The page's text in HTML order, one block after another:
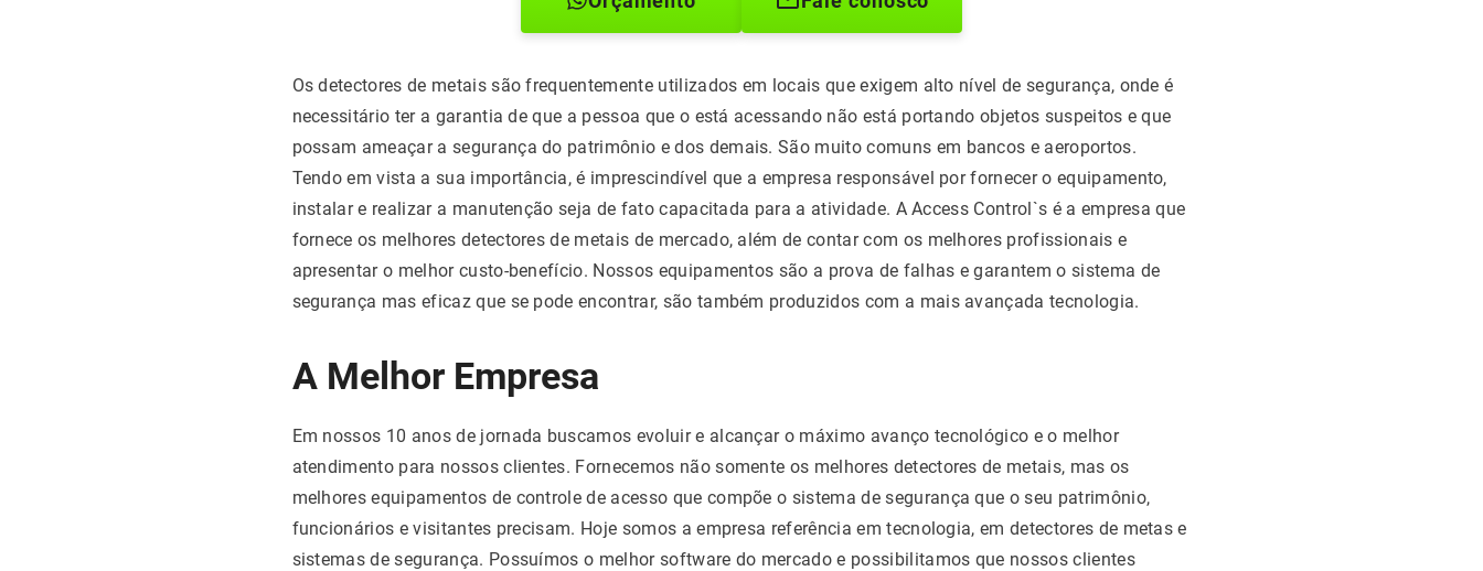
Os detectores de metais são frequentemente utilizados em locais que exigem alto nível de segurança, onde é
necessitário ter a garantia de que a pessoa que o está acessando não está portando objetos suspeitos e que
possam ameaçar a segurança do patrimônio e dos demais. São muito comuns em bancos e aeroportos.
Tendo em vista a sua importância, é imprescindível que a empresa responsável por fornecer o equipamento,
instalar e realizar a manutenção seja de fato capacitada para a atividade. A Access Control`s é a empresa que
fornece os melhores detectores de metais de mercado, além de contar com os melhores profissionais e
apresentar o melhor custo-benefício. Nossos equipamentos são a prova de falhas e garantem o sistema de
segurança mas eficaz que se pode encontrar, são também produzidos com a mais avançada tecnologia.
A Melhor Empresa
Em nossos 10 anos de jornada buscamos evoluir e alcançar o máximo avanço tecnológico e o melhor
atendimento para nossos clientes. Fornecemos não somente os melhores detectores de metais, mas os
melhores equipamentos de controle de acesso que compõe o sistema de segurança que o seu patrimônio,
funcionários e visitantes precisam. Hoje somos a empresa referência em tecnologia, em detectores de metas e
sistemas de segurança. Possuímos o melhor software do mercado e possibilitamos que nossos clientes